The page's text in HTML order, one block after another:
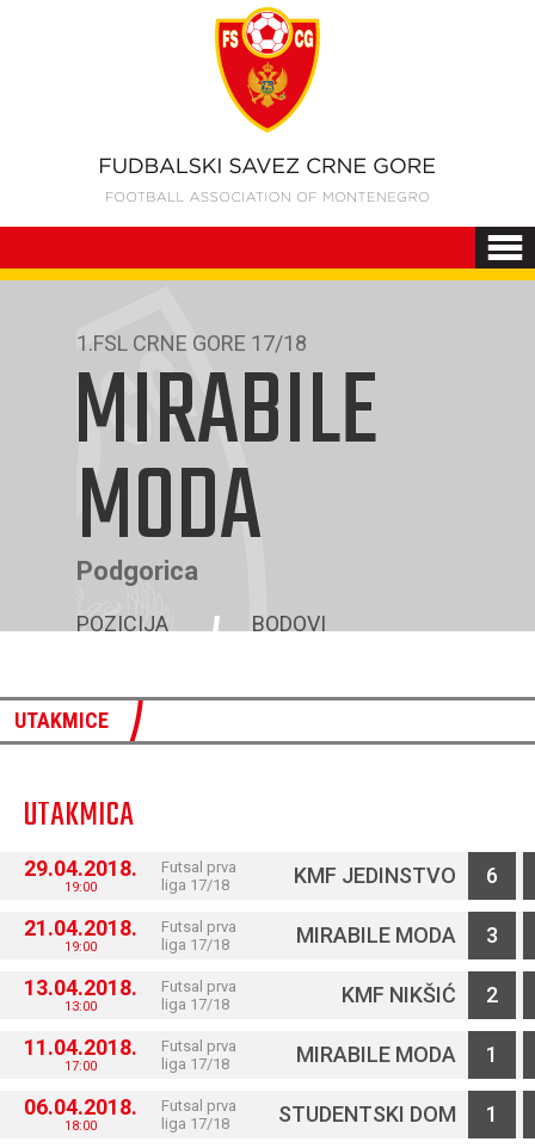
1.FSL CRNE GORE 17/18
MIRABILE
MODA
Podgorica
POZICIJA BODOVI
UTAKMICE
UTAKMICA
29.04.2018.
19:00
Futsal prva
liga 17/18
KMF JEDINSTVO 6
21.04.2018.
19:00
Futsal prva
liga 17/18
MIRABILE MODA 3
13.04.2018.
13:00
Futsal prva
liga 17/18
KMF NIKŠIĆ 2
11.04.2018.
17:00
Futsal prva
liga 17/18
MIRABILE MODA 1
06.04.2018.
18:00
Futsal prva
liga 17/18
STUDENTSKI DOM 1